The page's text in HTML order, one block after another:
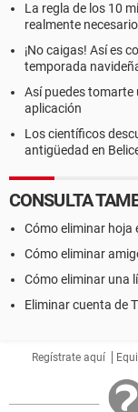
La regla de los 10
realmente
¡No caigas! Así es
temporada
Así puedes tomarte
aplicación
Los científicos
antigüedad en
CONSULTA
Cómo eliminar hoja
Cómo eliminar
Cómo eliminar una
Eliminar cuenta de
Regístrate aquí